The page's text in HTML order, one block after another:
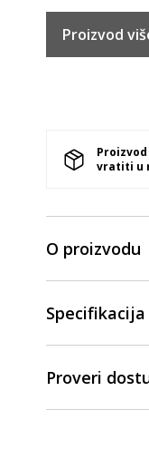
Proizvod
vratiti u
O proizvodu
Specifikacija
Proveri